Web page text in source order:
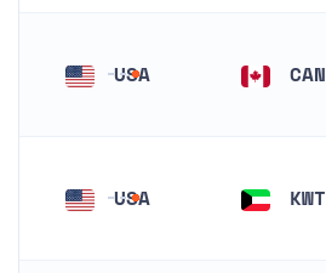
USA CAN
USA KWT